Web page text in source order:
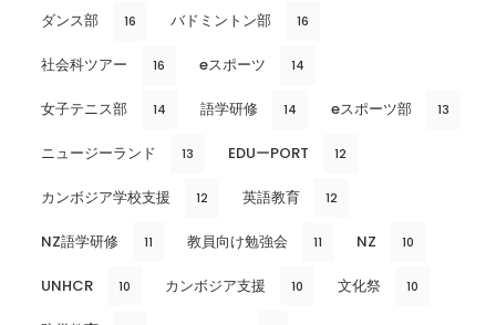
ダンス部 16 バドミントン部 16
社会科ツアー 16 eスポーツ 14
女子テニス部 14 語学研修 14 eスポーツ部 13
ニュージーランド 13 EDUーPORT 12
カンボジア学校支援 12 英語教育 12
NZ語学研修 11 教員向け勉強会 11 NZ 10
UNHCR 10 カンボジア支援 10 文化祭 10